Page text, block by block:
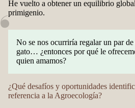
He vuelto a obtener un equilibrio
primigenio.
No se nos ocurriría regalar un par
gato… ¿entonces por qué le
quien amamos?
¿Qué desafíos y oportunidades
referencia a la Agroecología?